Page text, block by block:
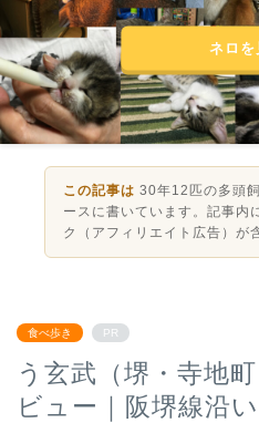
ネロを
この記事は 30年12匹の多頭
ースに書いています。記事内
ク（アフィリエイト広告）が
食べ歩き PR
う玄武（堺・寺地
ビュー｜阪堺線沿